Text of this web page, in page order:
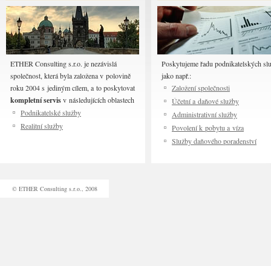
ETHER Consulting s.r.o. je nezávislá
společnost, která byla založena v polovině
roku 2004 s jediným cílem, a to poskytovat
kompletní servisv následujících oblastech
Podnikatelské služby
Realitní služby
Poskytujeme řadu podnikatelských
jako např.:
Založení společnosti
Účetní a daňové služby
Administrativní služby
Povolení k pobytu a víza
Služby daňového poradenství
© ETHER Consulting s.r.o., 2008